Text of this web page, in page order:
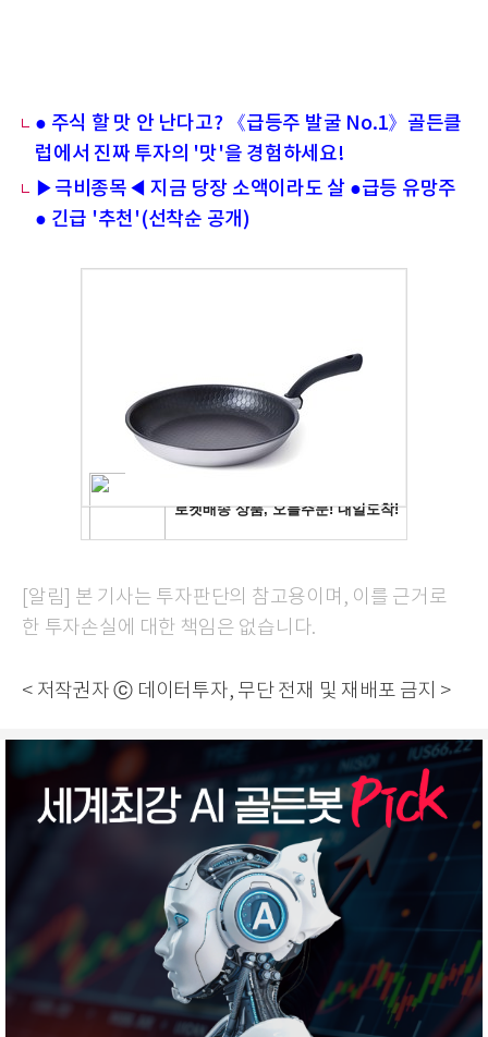
● 주식 할 맛 안 난다고? 《급등주 발굴 No.1》골든클
럽에서 진짜 투자의 '맛'을 경험하세요!
▶극비종목◀ 지금 당장 소액이라도 살 ●급등 유망주
● 긴급 '추천'(선착순 공개)
[알림] 본 기사는 투자판단의 참고용이며, 이를 근거로
한 투자손실에 대한 책임은 없습니다.
< 저작권자 ⓒ 데이터투자, 무단 전재 및 재배포 금지 >